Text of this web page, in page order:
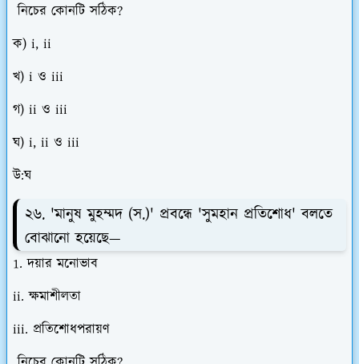
নিচের কোনটি সঠিক?
ক) i, ii
খ) i ও iii
গ) ii ও iii
ঘ) i, ii ও iii
উ:ঘ
২৬. 'মানুষ মুহম্মদ (স.)' প্রবন্ধে 'সুমহান প্রতিশোধ' বলতে
বোঝানো হয়েছে—
1. দয়ার মনোভাব
ii. ক্ষমাশীলতা
iii. প্রতিশোধপরায়ণ